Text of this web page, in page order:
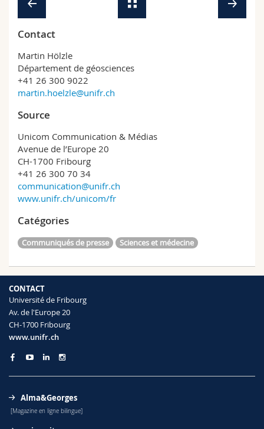
Contact
Martin Hölzle
Département de géosciences
+41 26 300 9022
martin.hoelzle@unifr.ch
Source
Unicom Communication & Médias
Avenue de l’Europe 20
CH-1700 Fribourg
+41 26 300 70 34
communication@unifr.ch
www.unifr.ch/unicom/fr
Catégories
Communiqués de presse Sciences et médecine
CONTACT
Université de Fribourg
Av. de l'Europe 20
CH-1700 Fribourg
www.unifr.ch
Alma&Georges
[Magazine en ligne bilingue]